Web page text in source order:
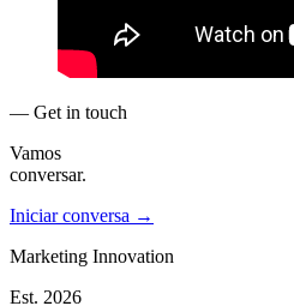
— Get in touch
Vamos
conversar.
Iniciar conversa →
Marketing Innovation
Est. 2026